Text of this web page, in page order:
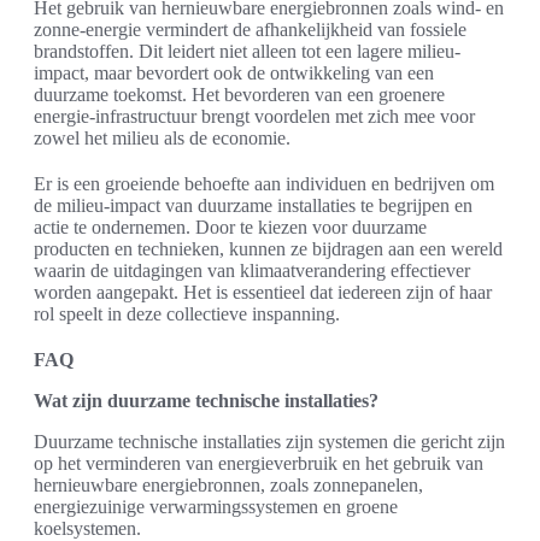
Het gebruik van hernieuwbare energiebronnen zoals wind- en
zonne-energie vermindert de afhankelijkheid van fossiele
brandstoffen. Dit leidert niet alleen tot een lagere milieu-
impact, maar bevordert ook de ontwikkeling van een
duurzame toekomst. Het bevorderen van een groenere
energie-infrastructuur brengt voordelen met zich mee voor
zowel het milieu als de economie.
Er is een groeiende behoefte aan individuen en bedrijven om
de milieu-impact van duurzame installaties te begrijpen en
actie te ondernemen. Door te kiezen voor duurzame
producten en technieken, kunnen ze bijdragen aan een wereld
waarin de uitdagingen van klimaatverandering effectiever
worden aangepakt. Het is essentieel dat iedereen zijn of haar
rol speelt in deze collectieve inspanning.
FAQ
Wat zijn duurzame technische installaties?
Duurzame technische installaties zijn systemen die gericht zijn
op het verminderen van energieverbruik en het gebruik van
hernieuwbare energiebronnen, zoals zonnepanelen,
energiezuinige verwarmingssystemen en groene
koelsystemen.